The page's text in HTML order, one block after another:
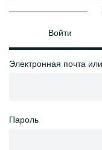
Войти
Электронная почта
Пароль